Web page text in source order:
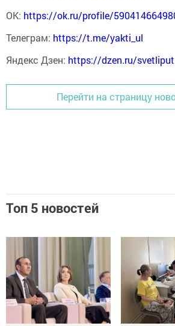
ОК: https://ok.ru/profile/
Телеграм: https://t.me/yakti_ul
Яндекс Дзен: https://dzen.ru/svetliput
Перейти на страницу
Топ 5 новостей